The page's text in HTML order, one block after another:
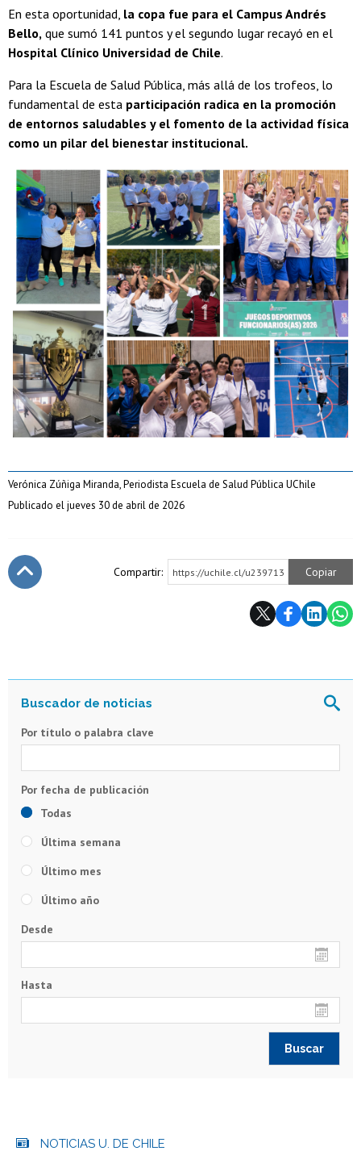
En esta oportunidad, la copa fue para el Campus Andrés
Bello, que sumó 141 puntos y el segundo lugar recayó en el
Hospital Clínico Universidad de Chile.
Para la Escuela de Salud Pública, más allá de los trofeos, lo
fundamental de esta participación radica en la promoción
de entornos saludables y el fomento de la actividad física
como un pilar del bienestar institucional.
Verónica Zúñiga Miranda, Periodista Escuela de Salud Pública UChile
Publicado el jueves 30 de abril de 2026
Compartir: https://uchile.cl/u239713 Copiar
Por título o palabra clave
Todas
Última semana
Último mes
Último año
Desde
Hasta
NOTICIAS U. DE CHILE